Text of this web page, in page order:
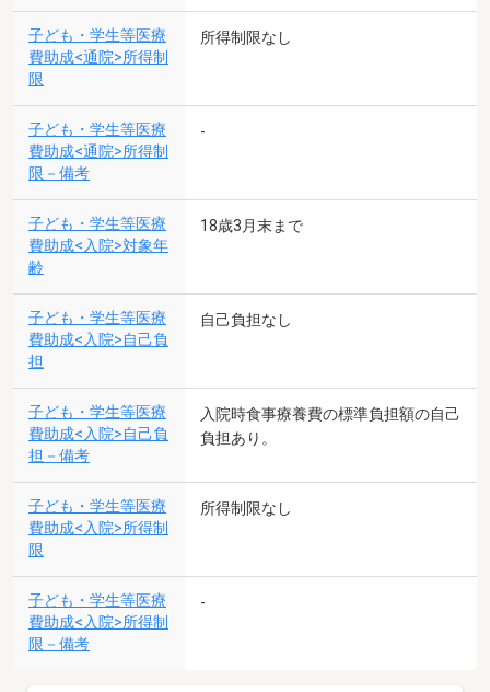
子ども・学生等医療
費助成<通院>所得制
限
所得制限なし
子ども・学生等医療
費助成<通院>所得制
限－備考
-
子ども・学生等医療
費助成<入院>対象年
齢
18歳3月末まで
子ども・学生等医療
費助成<入院>自己負
担
自己負担なし
子ども・学生等医療
費助成<入院>自己負
担－備考
入院時食事療養費の標準負担額の自己
負担あり。
子ども・学生等医療
費助成<入院>所得制
限
所得制限なし
子ども・学生等医療
費助成<入院>所得制
限－備考
-